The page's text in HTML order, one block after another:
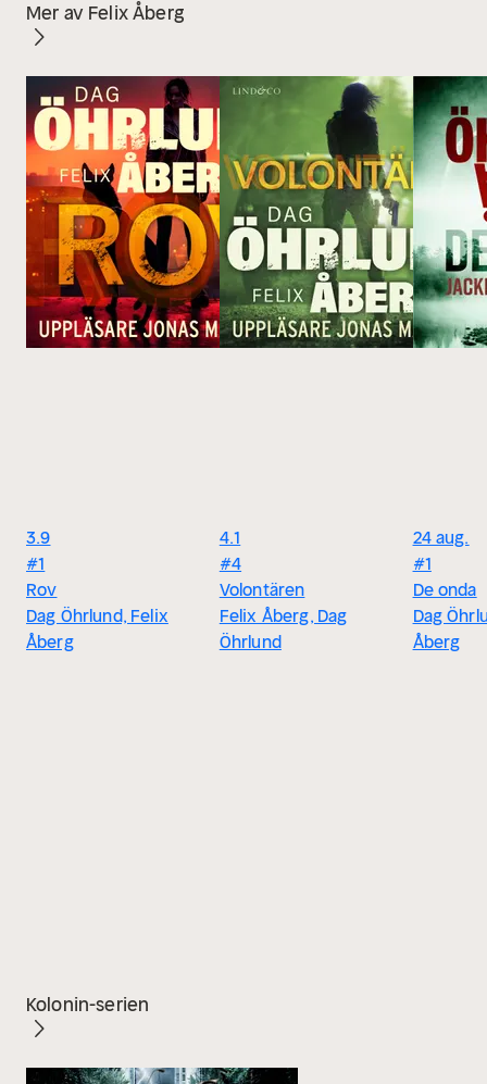
Mer av Felix Åberg
3.9
#1
Rov
Dag Öhrlund, Felix
Åberg
4.1
#4
Volontären
Felix Åberg, Dag
Öhrlund
24 aug.
#1
De onda
Dag
Åberg
Kolonin-serien